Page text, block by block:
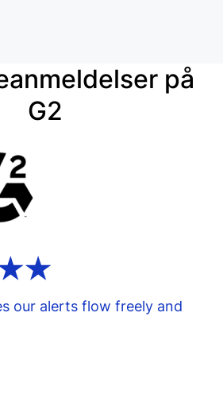
på
G2
our alerts flow freely and